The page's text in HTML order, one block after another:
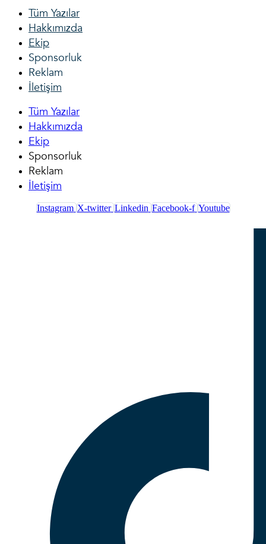
Tüm Yazılar
Hakkımızda
Ekip
Sponsorluk
Reklam
İletişim
Tüm Yazılar
Hakkımızda
Ekip
Sponsorluk
Reklam
İletişim
Instagram X-twitter Linkedin Facebook-f Youtube